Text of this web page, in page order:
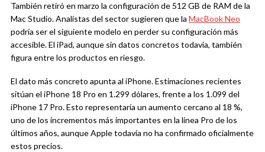
También retiró en marzo la configuración de 512 GB de RAM de la
Mac Studio. Analistas del sector sugieren que la MacBook Neo
podría ser el siguiente modelo en perder su configuración más
accesible. El iPad, aunque sin datos concretos todavía, también
figura entre los productos en riesgo.
El dato más concreto apunta al iPhone. Estimaciones recientes
sitúan el iPhone 18 Pro en 1.299 dólares, frente a los 1.099 del
iPhone 17 Pro. Esto representaría un aumento cercano al 18 %,
uno de los incrementos más importantes en la línea Pro de los
últimos años, aunque Apple todavía no ha confirmado oficialmente
estos precios.